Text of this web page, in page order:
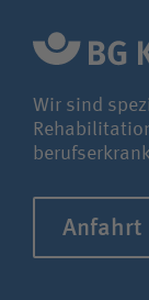
Wir sind
Anfahrt